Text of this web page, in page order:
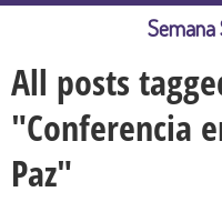
All posts
"Conferencia
Paz"
Semana